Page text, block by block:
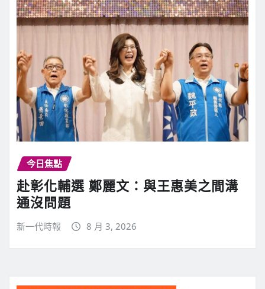
今日焦點
赴彰化輔選 鄭麗文：與王惠美之間溝
通沒問題
新一代時報 8 月 3, 2026